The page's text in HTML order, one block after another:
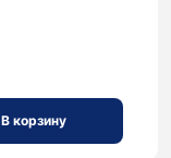
В корзину